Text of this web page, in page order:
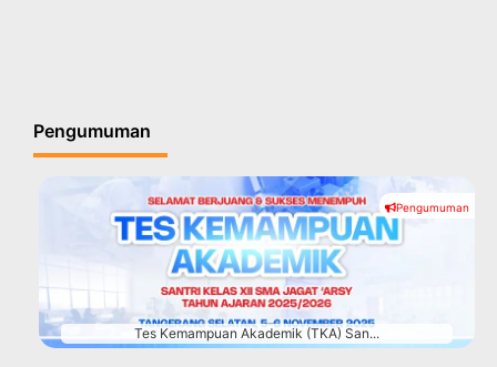
Pengumuman
Pengumuman
#
Tes Kemampuan Akademik (TKA) San...